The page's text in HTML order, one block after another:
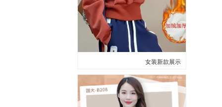
女装新款展示